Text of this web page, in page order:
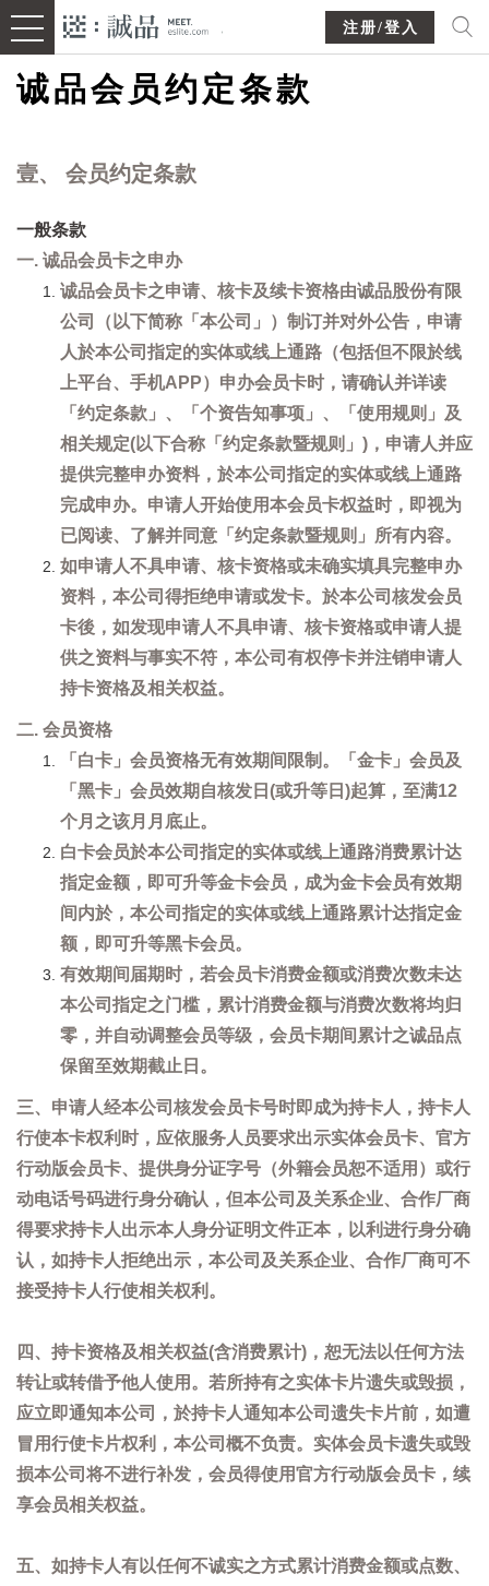
注册/登入
诚品会员约定条款
壹、 会员约定条款
一般条款
一. 诚品会员卡之申办
诚品会员卡之申请、核卡及续卡资格由诚品股份有限
公司（以下简称「本公司」）制订并对外公告，申请
人於本公司指定的实体或线上通路（包括但不限於线
上平台、手机APP）申办会员卡时，请确认并详读
「约定条款」、「个资告知事项」、「使用规则」及
相关规定(以下合称「约定条款暨规则」)，申请人并应
提供完整申办资料，於本公司指定的实体或线上通路
完成申办。申请人开始使用本会员卡权益时，即视为
已阅读、了解并同意「约定条款暨规则」所有内容。
如申请人不具申请、核卡资格或未确实填具完整申办
资料，本公司得拒绝申请或发卡。於本公司核发会员
卡後，如发现申请人不具申请、核卡资格或申请人提
供之资料与事实不符，本公司有权停卡并注销申请人
持卡资格及相关权益。
二. 会员资格
「白卡」会员资格无有效期间限制。「金卡」会员及
「黑卡」会员效期自核发日(或升等日)起算，至满12
个月之该月月底止。
白卡会员於本公司指定的实体或线上通路消费累计达
指定金额，即可升等金卡会员，成为金卡会员有效期
间内於，本公司指定的实体或线上通路累计达指定金
额，即可升等黑卡会员。
有效期间届期时，若会员卡消费金额或消费次数未达
本公司指定之门槛，累计消费金额与消费次数将均归
零，并自动调整会员等级，会员卡期间累计之诚品点
保留至效期截止日。
三、申请人经本公司核发会员卡号时即成为持卡人，持卡人
行使本卡权利时，应依服务人员要求出示实体会员卡、官方
行动版会员卡、提供身分证字号（外籍会员恕不适用）或行
动电话号码进行身分确认，但本公司及关系企业、合作厂商
得要求持卡人出示本人身分证明文件正本，以利进行身分确
认，如持卡人拒绝出示，本公司及关系企业、合作厂商可不
接受持卡人行使相关权利。
四、持卡资格及相关权益(含消费累计)，恕无法以任何方法
转让或转借予他人使用。若所持有之实体卡片遗失或毁损，
应立即通知本公司，於持卡人通知本公司遗失卡片前，如遭
冒用行使卡片权利，本公司概不负责。实体会员卡遗失或毁
损本公司将不进行补发，会员得使用官方行动版会员卡，续
享会员相关权益。
五、如持卡人有以任何不诚实之方式累计消费金额或点数、